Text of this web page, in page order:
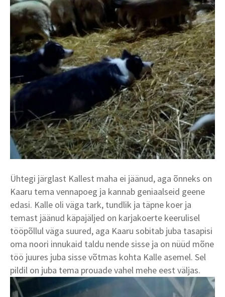
Ühtegi järglast Kallest maha ei jäänud, aga õnneks on
Kaaru tema vennapoeg ja kannab geniaalseid geene
edasi. Kalle oli väga tark, tundlik ja täpne koer ja
temast jäänud käpajäljed on karjakoerte keerulisel
tööpõllul väga suured, aga Kaaru sobitab juba tasapisi
oma noori innukaid taldu nende sisse ja on nüüd mõne
töö juures juba sisse võtmas kohta Kalle asemel. Sel
pildil on juba tema prouade vahel mehe eest väljas.